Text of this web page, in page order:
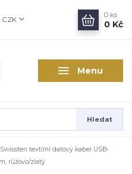
Menu
CZK
Hledat
0 ks
0 Kč
Swissten textilní datový kabel USB-
růžovo/zlatý